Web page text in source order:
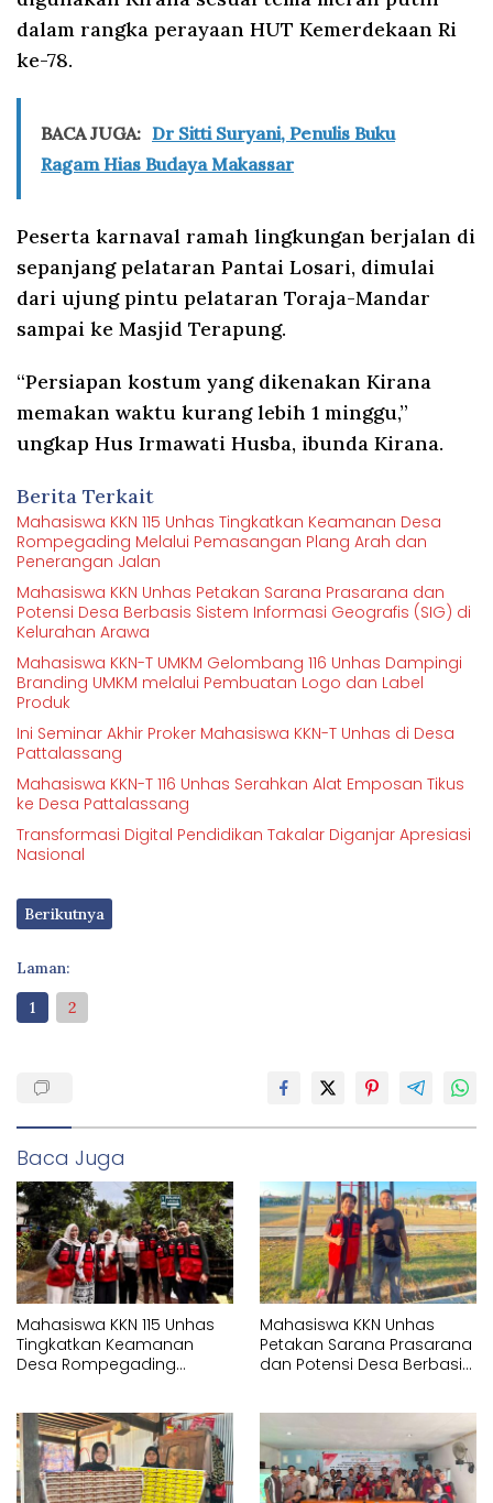
dalam rangka perayaan HUT Kemerdekaan Ri
ke-78.
BACA JUGA: Dr Sitti Suryani, Penulis Buku
Ragam Hias Budaya Makassar
Peserta karnaval ramah lingkungan berjalan di
sepanjang pelataran Pantai Losari, dimulai
dari ujung pintu pelataran Toraja-Mandar
sampai ke Masjid Terapung.
“Persiapan kostum yang dikenakan Kirana
memakan waktu kurang lebih 1 minggu,”
ungkap Hus Irmawati Husba, ibunda Kirana.
Berita Terkait
Mahasiswa KKN 115 Unhas Tingkatkan Keamanan Desa
Rompegading Melalui Pemasangan Plang Arah dan
Penerangan Jalan
Mahasiswa KKN Unhas Petakan Sarana Prasarana dan
Potensi Desa Berbasis Sistem Informasi Geografis (SIG) di
Kelurahan Arawa
Mahasiswa KKN-T UMKM Gelombang 116 Unhas Dampingi
Branding UMKM melalui Pembuatan Logo dan Label
Produk
Ini Seminar Akhir Proker Mahasiswa KKN-T Unhas di Desa
Pattalassang
Mahasiswa KKN-T 116 Unhas Serahkan Alat Emposan Tikus
ke Desa Pattalassang
Transformasi Digital Pendidikan Takalar Diganjar Apresiasi
Nasional
Berikutnya
Laman:
1
2
Baca Juga
Mahasiswa KKN 115 Unhas
Tingkatkan Keamanan
Desa Rompegading
Jalan
Mahasiswa KKN Unhas
Petakan Sarana Prasarana
dan Potensi Desa Berbasis